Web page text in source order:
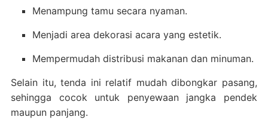
Menampung tamu secara nyaman.
Menjadi area dekorasi acara yang estetik.
Mempermudah distribusi makanan dan minuman.
Selain itu, tenda ini relatif mudah dibongkar pasang,
sehingga cocok untuk penyewaan jangka pendek
maupun panjang.